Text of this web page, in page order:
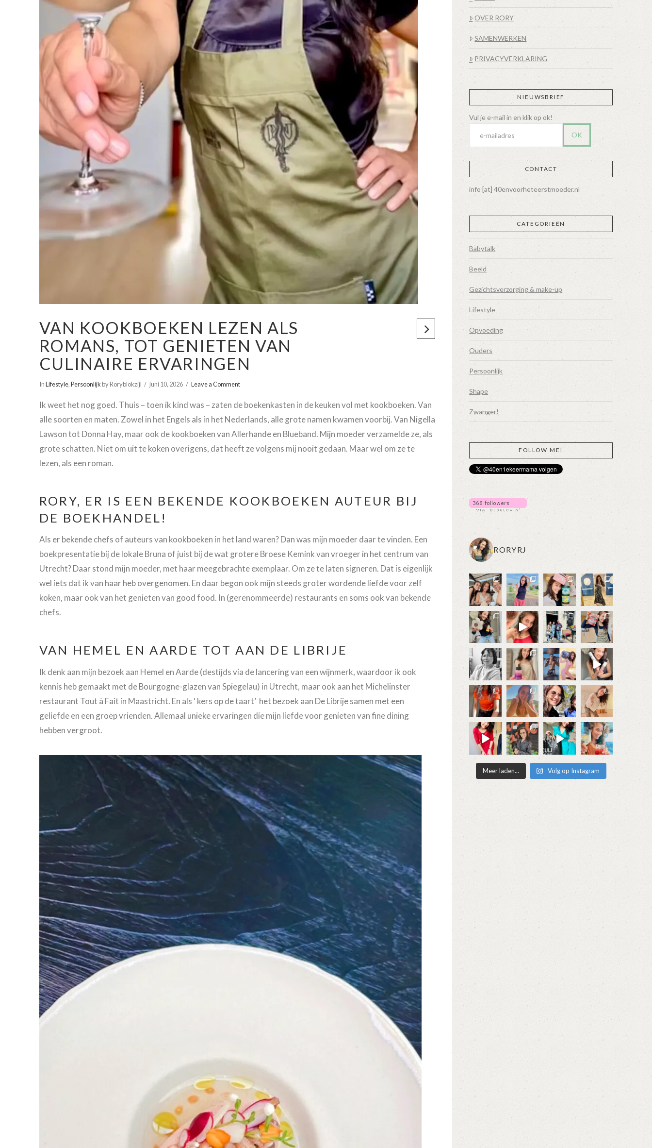
VAN KOOKBOEKEN LEZEN ALS
ROMANS, TOT GENIETEN VAN
CULINAIRE ERVARINGEN
InLifestyle,Persoonlijk by Roryblokzijl juni 10, 2026 Leave a Comment
Ik weet het nog goed. Thuis – toen ik kind was – zaten de boekenkasten in de keuken vol met kookboeken. Van
alle soorten en maten. Zowel in het Engels als in het Nederlands, alle grote namen kwamen voorbij. Van Nigella
Lawson tot Donna Hay, maar ook de kookboeken van Allerhande en Blueband. Mijn moeder verzamelde ze, als
grote schatten. Niet om uit te koken overigens, dat heeft ze volgens mij nooit gedaan. Maar wel om ze te
lezen, als een roman.
RORY, ER IS EEN BEKENDE KOOKBOEKEN AUTEUR BIJ
DE BOEKHANDEL!
Als er bekende chefs of auteurs van kookboeken in het land waren? Dan was mijn moeder daar te vinden. Een
boekpresentatie bij de lokale Bruna of juist bij de wat grotere Broese Kemink van vroeger in het centrum van
Utrecht? Daar stond mijn moeder, met haar meegebrachte exemplaar. Om ze te laten signeren. Dat is eigenlijk
wel iets dat ik van haar heb overgenomen. En daar begon ook mijn steeds groter wordende liefde voor zelf
koken, maar ook van het genieten van good food. In (gerenommeerde) restaurants en soms ook van bekende
chefs.
VAN HEMEL EN AARDE TOT AAN DE LIBRIJE
Ik denk aan mijn bezoek aan Hemel en Aarde (destijds via de lancering van een wijnmerk, waardoor ik ook
kennis heb gemaakt met de Bourgogne-glazen van Spiegelau) in Utrecht, maar ook aan het Michelinster
restaurant Tout à Fait in Maastricht. En als ‘ kers op de taart’ het bezoek aan De Librije samen met een
geliefde en een groep vrienden. Allemaal unieke ervaringen die mijn liefde voor genieten van fine dining
hebben vergroot.
OVER RORY
SAMENWERKEN
PRIVACYVERKLARING
NIEUWSBRIEF
CONTACT
info [at] 40envoorheteerstmoeder.nl
CATEGORIEËN
Babytalk
Beeld
Gezichtsverzorging & make-up
Lifestyle
Opvoeding
Ouders
Persoonlijk
Shape
Zwanger!
FOLLOW ME!
RORYRJ
Meer laden... Volg op Instagram